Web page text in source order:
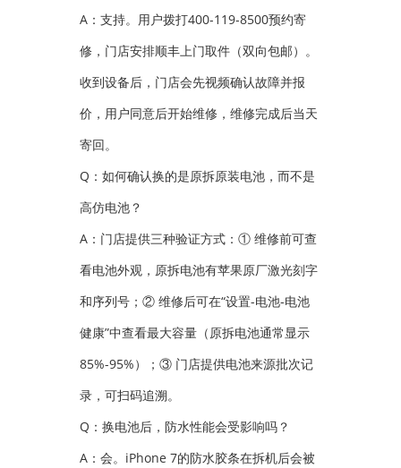
A：支持。用户拨打400-119-8500预约寄
修，门店安排顺丰上门取件（双向包邮）。
收到设备后，门店会先视频确认故障并报
价，用户同意后开始维修，维修完成后当天
寄回。
Q：如何确认换的是原拆原装电池，而不是
高仿电池？
A：门店提供三种验证方式：① 维修前可查
看电池外观，原拆电池有苹果原厂激光刻字
和序列号；② 维修后可在“设置-电池-电池
健康”中查看最大容量（原拆电池通常显示
85%-95%）；③ 门店提供电池来源批次记
录，可扫码追溯。
Q：换电池后，防水性能会受影响吗？
A：会。iPhone 7的防水胶条在拆机后会被